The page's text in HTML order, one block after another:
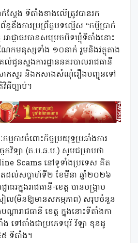
ក់ស្តែង ទីតាំងខាងលើត្រូវបានរក
ធនឹងការប្រព្រឹត្តបទល្មើស “កម្ចីប្រាក់
អាជ្ញាធរបានសម្រេចបិទឃ្លុំទីតាំងនោះ
ែកមនុស្សទាំង ១០នាក់ រួមនិងវត្ថុតាង
ជូនស្នងការដ្ឋាននគរបាលរាជធានី
រសាកសួរ និងកសាងសំណុំរឿងបញ្ជូនទៅ
ធីច្បាប់។
ម្មការចំពោះកិច្ចប្រយុទ្ធប្រឆាំងការ
កវិទ្យា (គ.ប.ឆ.ប.) សូមជម្រាបថា
Scams នៅទូទាំងប្រទេស គិត
ដល់សប្តាហ៍ទី២ ខែមីនា ឆ្នាំ២០២៦
ាធរក្នុងរាជធានី-ខេត្ត បានបង្ក្រាប
(មិនឱ្យមានសកម្មភាព) សរុបចំនួន
ារាជធានី ខេត្ត ក្នុងនោះទីតាំងកា
ៅតាំងជាប្រភេទបុរី វីឡា ខុនដូ
ទីតាំង។